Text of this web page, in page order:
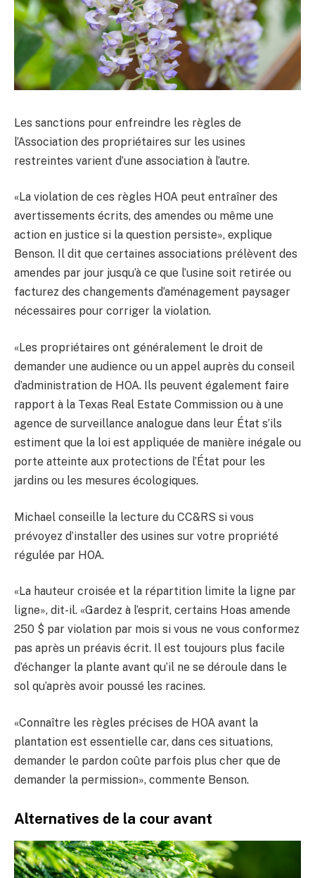
Les sanctions pour enfreindre les règles de
l’Association des propriétaires sur les usines
restreintes varient d’une association à l’autre.
«La violation de ces règles HOA peut entraîner des
avertissements écrits, des amendes ou même une
action en justice si la question persiste», explique
Benson. Il dit que certaines associations prélèvent des
amendes par jour jusqu’à ce que l’usine soit retirée ou
facturez des changements d’aménagement paysager
nécessaires pour corriger la violation.
«Les propriétaires ont généralement le droit de
demander une audience ou un appel auprès du conseil
d’administration de HOA. Ils peuvent également faire
rapport à la Texas Real Estate Commission ou à une
agence de surveillance analogue dans leur État s’ils
estiment que la loi est appliquée de manière inégale ou
porte atteinte aux protections de l’État pour les
jardins ou les mesures écologiques.
Michael conseille la lecture du CC&RS si vous
prévoyez d’installer des usines sur votre propriété
régulée par HOA.
«La hauteur croisée et la répartition limite la ligne par
ligne», dit-il. «Gardez à l’esprit, certains Hoas amende
250 $ par violation par mois si vous ne vous conformez
pas après un préavis écrit. Il est toujours plus facile
d’échanger la plante avant qu’il ne se déroule dans le
sol qu’après avoir poussé les racines.
«Connaître les règles précises de HOA avant la
plantation est essentielle car, dans ces situations,
demander le pardon coûte parfois plus cher que de
demander la permission», commente Benson.
Alternatives de la cour avant